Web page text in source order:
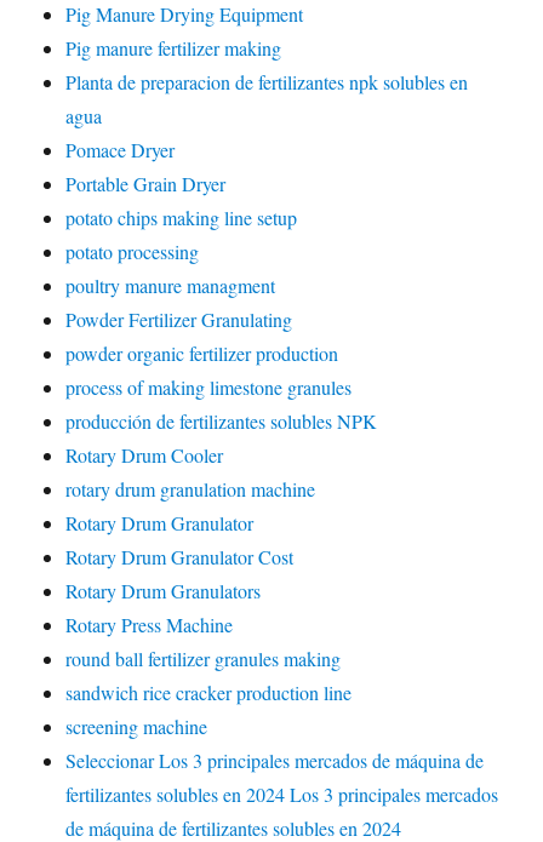
Pig Manure Drying Equipment
Pig manure fertilizer making
Planta de preparacion de fertilizantes npk solubles en
agua
Pomace Dryer
Portable Grain Dryer
potato chips making line setup
potato processing
poultry manure managment
Powder Fertilizer Granulating
powder organic fertilizer production
process of making limestone granules
producción de fertilizantes solubles NPK
Rotary Drum Cooler
rotary drum granulation machine
Rotary Drum Granulator
Rotary Drum Granulator Cost
Rotary Drum Granulators
Rotary Press Machine
round ball fertilizer granules making
sandwich rice cracker production line
screening machine
Seleccionar Los 3 principales mercados de máquina de
fertilizantes solubles en 2024 Los 3 principales mercados
de máquina de fertilizantes solubles en 2024